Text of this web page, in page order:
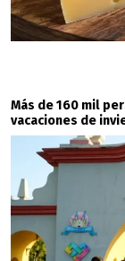
Más de 160 mil
vacaciones de